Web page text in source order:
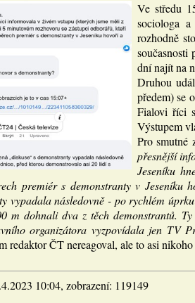
Ve středu
sociologa
rozhodně
současnosti
dní najít na
Druhou
předem) se
Fialovi říci
Výstupem
Pro smutné
přesnější
Jeseníku
premiér s demonstranty v Jeseníku
vypadala následovně - po rychlém
m dohnali dva z těch demonstrantů.
organizátora vyzpovídala jen
redaktor ČT nereagoval, ale to asi
10:04, zobrazení: 119149